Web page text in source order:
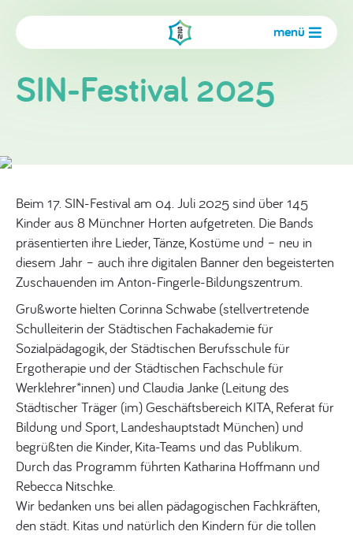
menü
SIN-Festival 2025
Beim 17. SIN-Festival am 04. Juli 2025 sind über 145
Kinder aus 8 Münchner Horten aufgetreten. Die Bands
präsentierten ihre Lieder, Tänze, Kostüme und – neu in
diesem Jahr – auch ihre digitalen Banner den begeisterten
Zuschauenden im Anton-Fingerle-Bildungszentrum.
Grußworte hielten Corinna Schwabe (stellvertretende
Schulleiterin der Städtischen Fachakademie für
Sozialpädagogik, der Städtischen Berufsschule für
Ergotherapie und der Städtischen Fachschule für
Werklehrer*innen) und Claudia Janke (Leitung des
Städtischer Träger (im) Geschäftsbereich KITA, Referat für
Bildung und Sport, Landeshauptstadt München) und
begrüßten die Kinder, Kita-Teams und das Publikum.
Durch das Programm führten Katharina Hoffmann und
Rebecca Nitschke.
Wir bedanken uns bei allen pädagogischen Fachkräften,
den städt. Kitas und natürlich den Kindern für die tollen